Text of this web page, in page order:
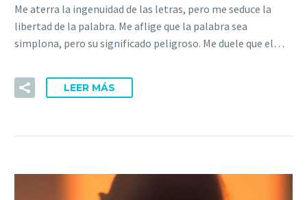
Me aterra la ingenuidad de las letras, pero me seduce la
libertad de la palabra. Me aflige que la palabra sea
simplona, pero su significado peligroso. Me duele que el…
LEER MÁS